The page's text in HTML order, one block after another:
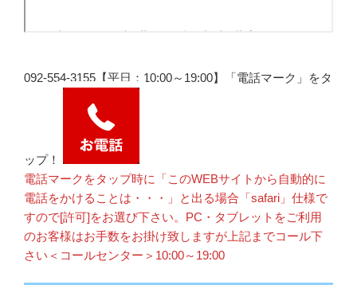
092-554-3155【平日：10:00～19:00】「電話マーク」をタ
ップ！
電話マークをタップ時に「このWEBサイトから自動的に
電話をかけることは・・・」と出る場合「safari」仕様で
すので[許可]をお選び下さい。PC・タブレットをご利用
のお客様はお手数をお掛け致しますが上記までコール下
さい＜コールセンター＞10:00～19:00